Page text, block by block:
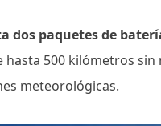
dos paquetes de
500 kilómetros
meteorológicas.